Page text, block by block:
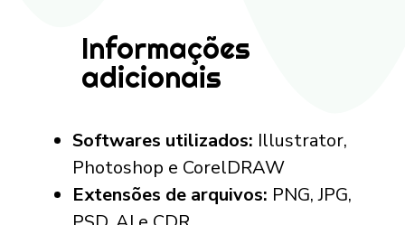
Informações
adicionais
Softwares utilizados: Illustrator,
Photoshop e CorelDRAW
Extensões de arquivos: PNG, JPG,